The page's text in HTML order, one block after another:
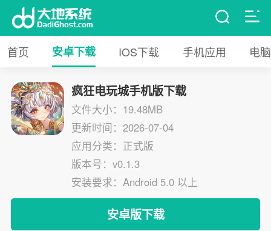
首页 安卓下载 IOS下载 手机应用 电
疯狂电玩城手机版下载
文件大小：19.48MB
更新时间：2026-07-04
应用分类：正式版
版本号：v0.1.3
安装要求：Android 5.0 以上
安卓版下载